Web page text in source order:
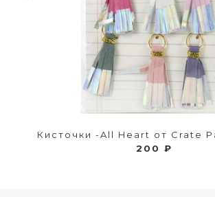
Кисточки -All Heart от Crate
200 ₽